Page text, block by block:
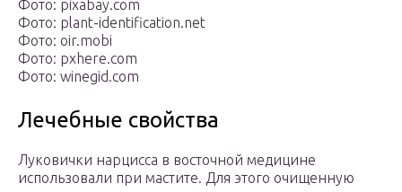
Фото: pixabay.com
Фото: plant-identification.net
Фото: oir.mobi
Фото: pxhere.com
Фото: winegid.com
Лечебные свойства
Луковички нарцисса в восточной медицине
использовали при мастите. Для этого очищенную